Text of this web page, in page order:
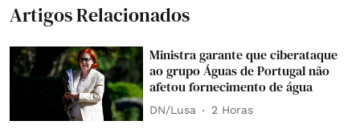
Artigos Relacionados
Ministra garante que ciberataque
ao grupo Águas de Portugal não
afetou fornecimento de água
DN/Lusa 2 Horas